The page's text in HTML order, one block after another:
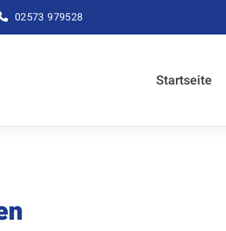
02573 979528
Startseite